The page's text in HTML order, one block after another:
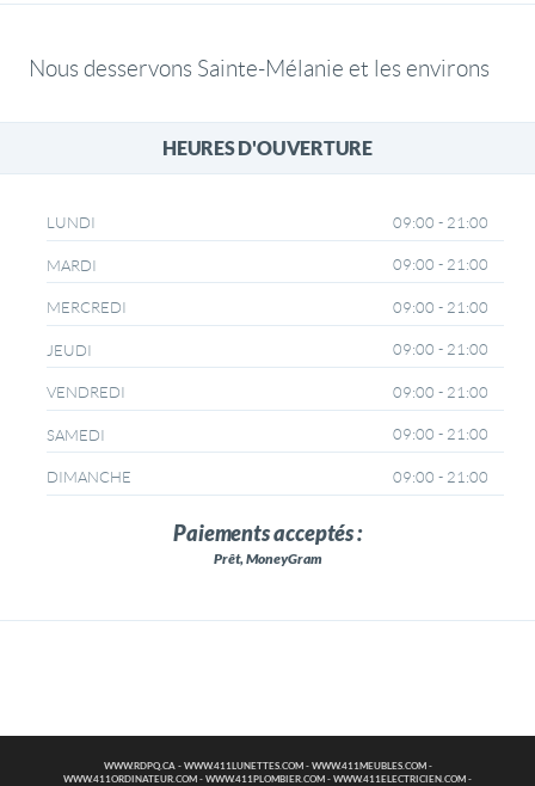
Nous desservons Sainte-Mélanie et les environs
HEURES D'OUVERTURE
LUNDI 09:00 - 21:00
MARDI 09:00 - 21:00
MERCREDI 09:00 - 21:00
JEUDI 09:00 - 21:00
VENDREDI 09:00 - 21:00
SAMEDI 09:00 - 21:00
DIMANCHE 09:00 - 21:00
Paiements acceptés :
Prêt, MoneyGram
WWW.RDPQ.CA- WWW.411LUNETTES.COM - WWW.411MEUBLES.COM -
WWW.411ORDINATEUR.COM - WWW.411PLOMBIER.COM - WWW.411ELECTRICIEN.COM -